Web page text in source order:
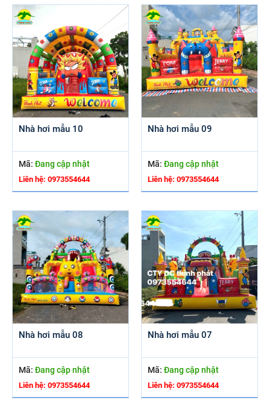
Nhà hơi mẫu 10
Mã: Đang cập nhật
Liên hệ: 0973554644
Nhà hơi mẫu 09
Mã: Đang cập nhật
Liên hệ: 0973554644
Nhà hơi mẫu 08
Mã: Đang cập nhật
Liên hệ: 0973554644
Nhà hơi mẫu 07
Mã: Đang cập nhật
Liên hệ: 0973554644